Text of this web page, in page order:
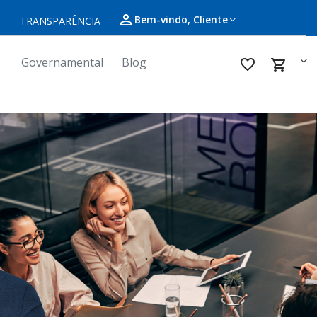
TRANSPARÊNCIA perm_identity Bem-vindo, Cliente
Governamental Blog favorite_border shopping_cart